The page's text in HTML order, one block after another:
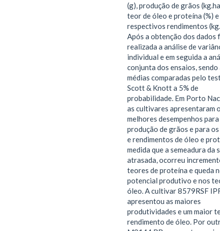
(g), produção de grãos
teor de óleo e proteína (%) e
respectivos rendimentos
Após a obtenção dos dados
realizada a análise de
individual e em seguida a
conjunta dos ensaios, sendo
médias comparadas pelo
Scott & Knott a 5% de
probabilidade. Em Porto
as cultivares apresentaram
melhores desempenhos para
produção de grãos e para
e rendimentos de óleo e
medida que a semeadura da
atrasada, ocorreu
teores de proteína e queda
potencial produtivo e nos
óleo. A cultivar 8579RSF
apresentou as maiores
produtividades e um maior
rendimento de óleo. Por